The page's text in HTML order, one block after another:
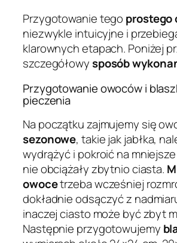
Przygotowanie tego prostego
niezwykle intuicyjne i
klarownych etapach. Poniżej
szczegółowysposób
Przygotowanie owoców i
pieczenia
Na początku zajmujemy się
sezonowe, takie jak jabłka,
wydrążyć i pokroić na mniejsze
nie obciążały zbytnio ciasta.
owocetrzeba wcześniej
dokładnie odsączyć z
inaczej ciasto może być zbyt
Następnie przygotowujemy